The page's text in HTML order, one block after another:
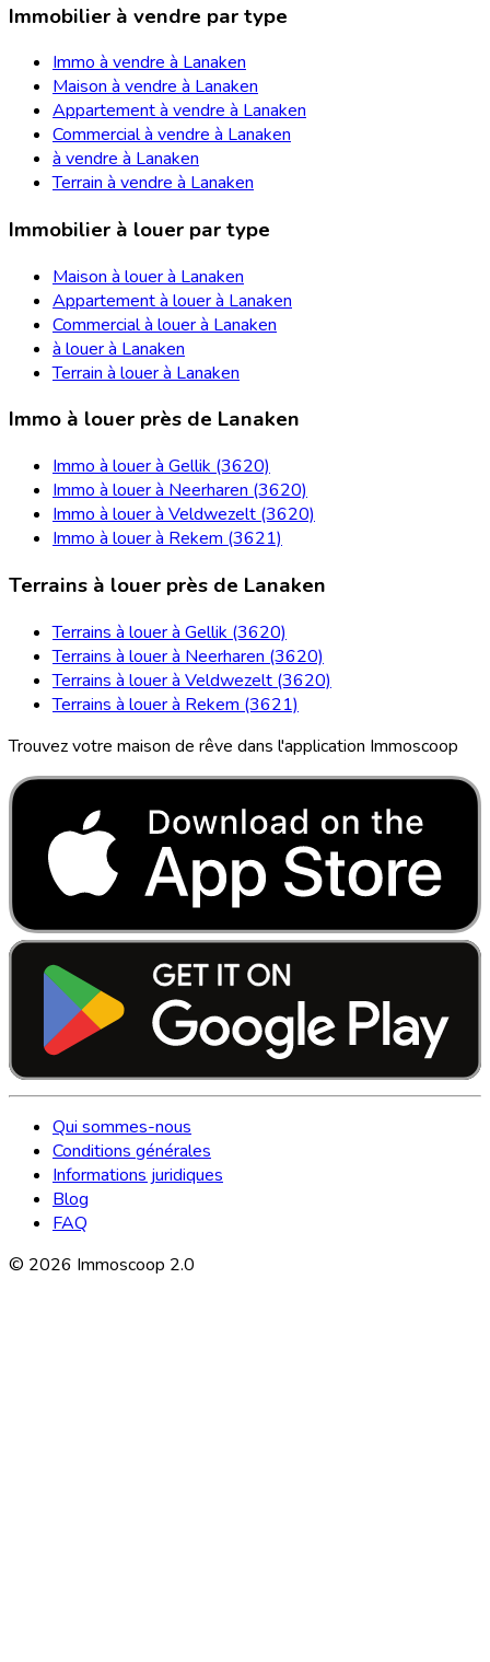
Immobilier à vendre par type
Immo à vendre à Lanaken
Maison à vendre à Lanaken
Appartement à vendre à Lanaken
Commercial à vendre à Lanaken
à vendre à Lanaken
Terrain à vendre à Lanaken
Immobilier à louer par type
Maison à louer à Lanaken
Appartement à louer à Lanaken
Commercial à louer à Lanaken
à louer à Lanaken
Terrain à louer à Lanaken
Immo à louer près de Lanaken
Immo à louer à Gellik (3620)
Immo à louer à Neerharen (3620)
Immo à louer à Veldwezelt (3620)
Immo à louer à Rekem (3621)
Terrains à louer près de Lanaken
Terrains à louer à Gellik (3620)
Terrains à louer à Neerharen (3620)
Terrains à louer à Veldwezelt (3620)
Terrains à louer à Rekem (3621)
Trouvez votre maison de rêve dans l'application Immoscoop
Qui sommes-nous
Conditions générales
Informations juridiques
Blog
FAQ
© 2026 Immoscoop 2.0